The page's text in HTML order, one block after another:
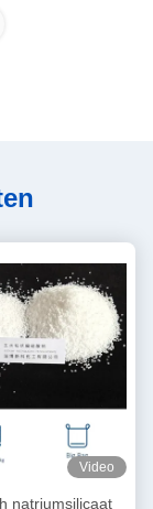
Video
natriumsilicaat